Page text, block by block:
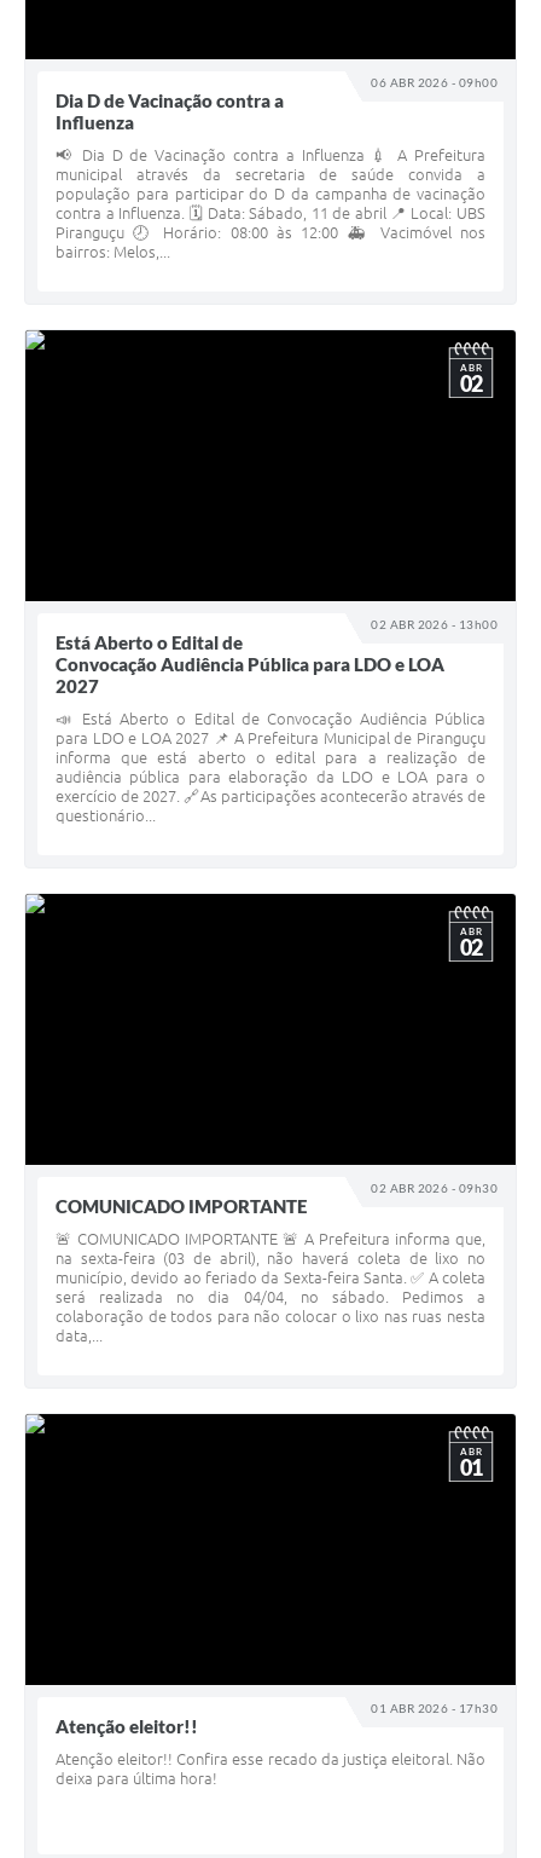
06 ABR 2026 - 09h00
Dia D de Vacinação contra a
Influenza
📢 Dia D de Vacinação contra a Influenza 💉 A Prefeitura
municipal através da secretaria de saúde convida a
população para participar do D da campanha de vacinação
contra a Influenza. 🗓 Data: Sábado, 11 de abril 📍 Local: UBS
Piranguçu 🕗 Horário: 08:00 às 12:00 🚑 Vacimóvel nos
bairros: Melos,...
02 ABR 2026 - 13h00
ABR
02
Está Aberto o Edital de
Convocação Audiência Pública para LDO e LOA
2027
📣 Está Aberto o Edital de Convocação Audiência Pública
para LDO e LOA 2027 📌 A Prefeitura Municipal de Piranguçu
informa que está aberto o edital para a realização de
audiência pública para elaboração da LDO e LOA para o
exercício de 2027. 🔗As participações acontecerão através de
questionário...
02 ABR 2026 - 09h30
ABR
02
COMUNICADO IMPORTANTE
🚨 COMUNICADO IMPORTANTE 🚨 A Prefeitura informa que,
na sexta-feira (03 de abril), não haverá coleta de lixo no
município, devido ao feriado da Sexta-feira Santa. ✅ A coleta
será realizada no dia 04/04, no sábado. Pedimos a
colaboração de todos para não colocar o lixo nas ruas nesta
data,...
01 ABR 2026 - 17h30
ABR
01
Atenção eleitor!!
Atenção eleitor!! Confira esse recado da justiça eleitoral. Não
deixa para última hora!